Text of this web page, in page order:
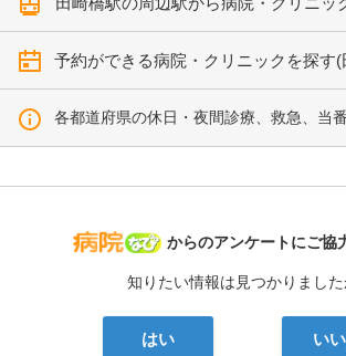
予約ができる病院・クリニックを探す(
各都道府県の休日・夜間診療、救急、当
病院なび
からのアンケートにご協
知りたい情報は見つかりまし
はい い